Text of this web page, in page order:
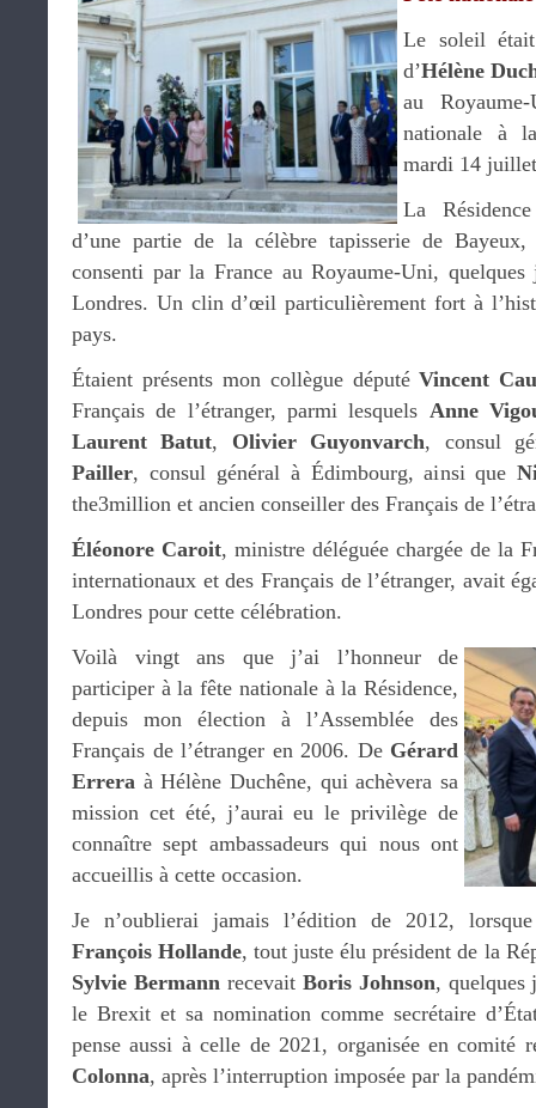
Le soleil
d’Hélène
au
nationale à
mardi 14
La
d’une partie de la célèbre tapisserie de
consenti par la France au Royaume-Uni,
Londres. Un clin d’œil particulièrement fort à
pays.
Étaient présents mon collègue députéVincent
Français de l’étranger, parmi lesquels Anne
Laurent Batut, Olivier Guyonvarch, consul
Pailler, consul général à Édimbourg, ainsi que
the3million et ancien conseiller des Français de
Éléonore Caroit, ministre déléguée chargée de la
internationaux et des Français de l’étranger, avait
Londres pour cette célébration.
Voilà vingt ans que j’ai l’honneur de
participer à la fête nationale à la Résidence,
depuis mon élection à l’Assemblée des
Français de l’étranger en 2006. De Gérard
Errera à Hélène Duchêne, qui achèvera sa
mission cet été, j’aurai eu le privilège de
connaître sept ambassadeurs qui nous ont
accueillis à cette occasion.
Je n’oublierai jamais l’édition de 2012,
François Hollande, tout juste élu président de la
Sylvie Bermannrecevait Boris Johnson, quelques
le Brexit et sa nomination comme secrétaire
pense aussi à celle de 2021, organisée en comité
Colonna, après l’interruption imposée par la